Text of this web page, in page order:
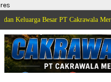
res
Besar PT Cakrawala Merdeka